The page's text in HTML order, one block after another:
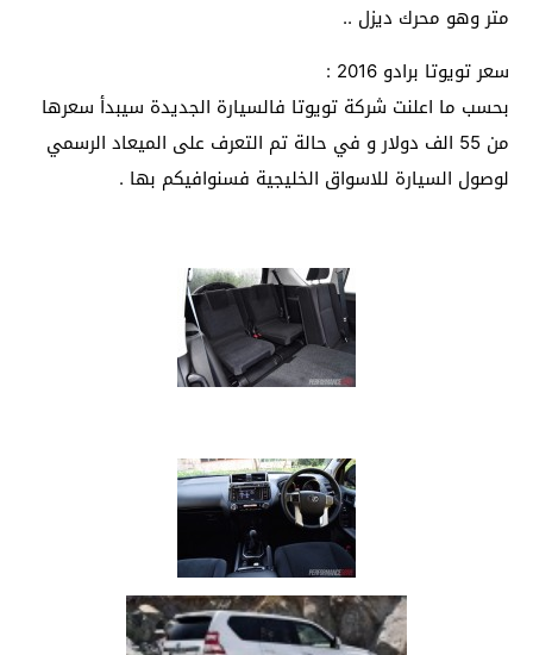
متر وهو محرك ديزل ..
سعر تويوتا برادو 2016 :
بحسب ما اعلنت شركة تويوتا فالسيارة الجديدة سيبدأ سعرها
من 55 الف دولار و في حالة تم التعرف على الميعاد الرسمي
لوصول السيارة للاسواق الخليجية فسنوافيكم بها .